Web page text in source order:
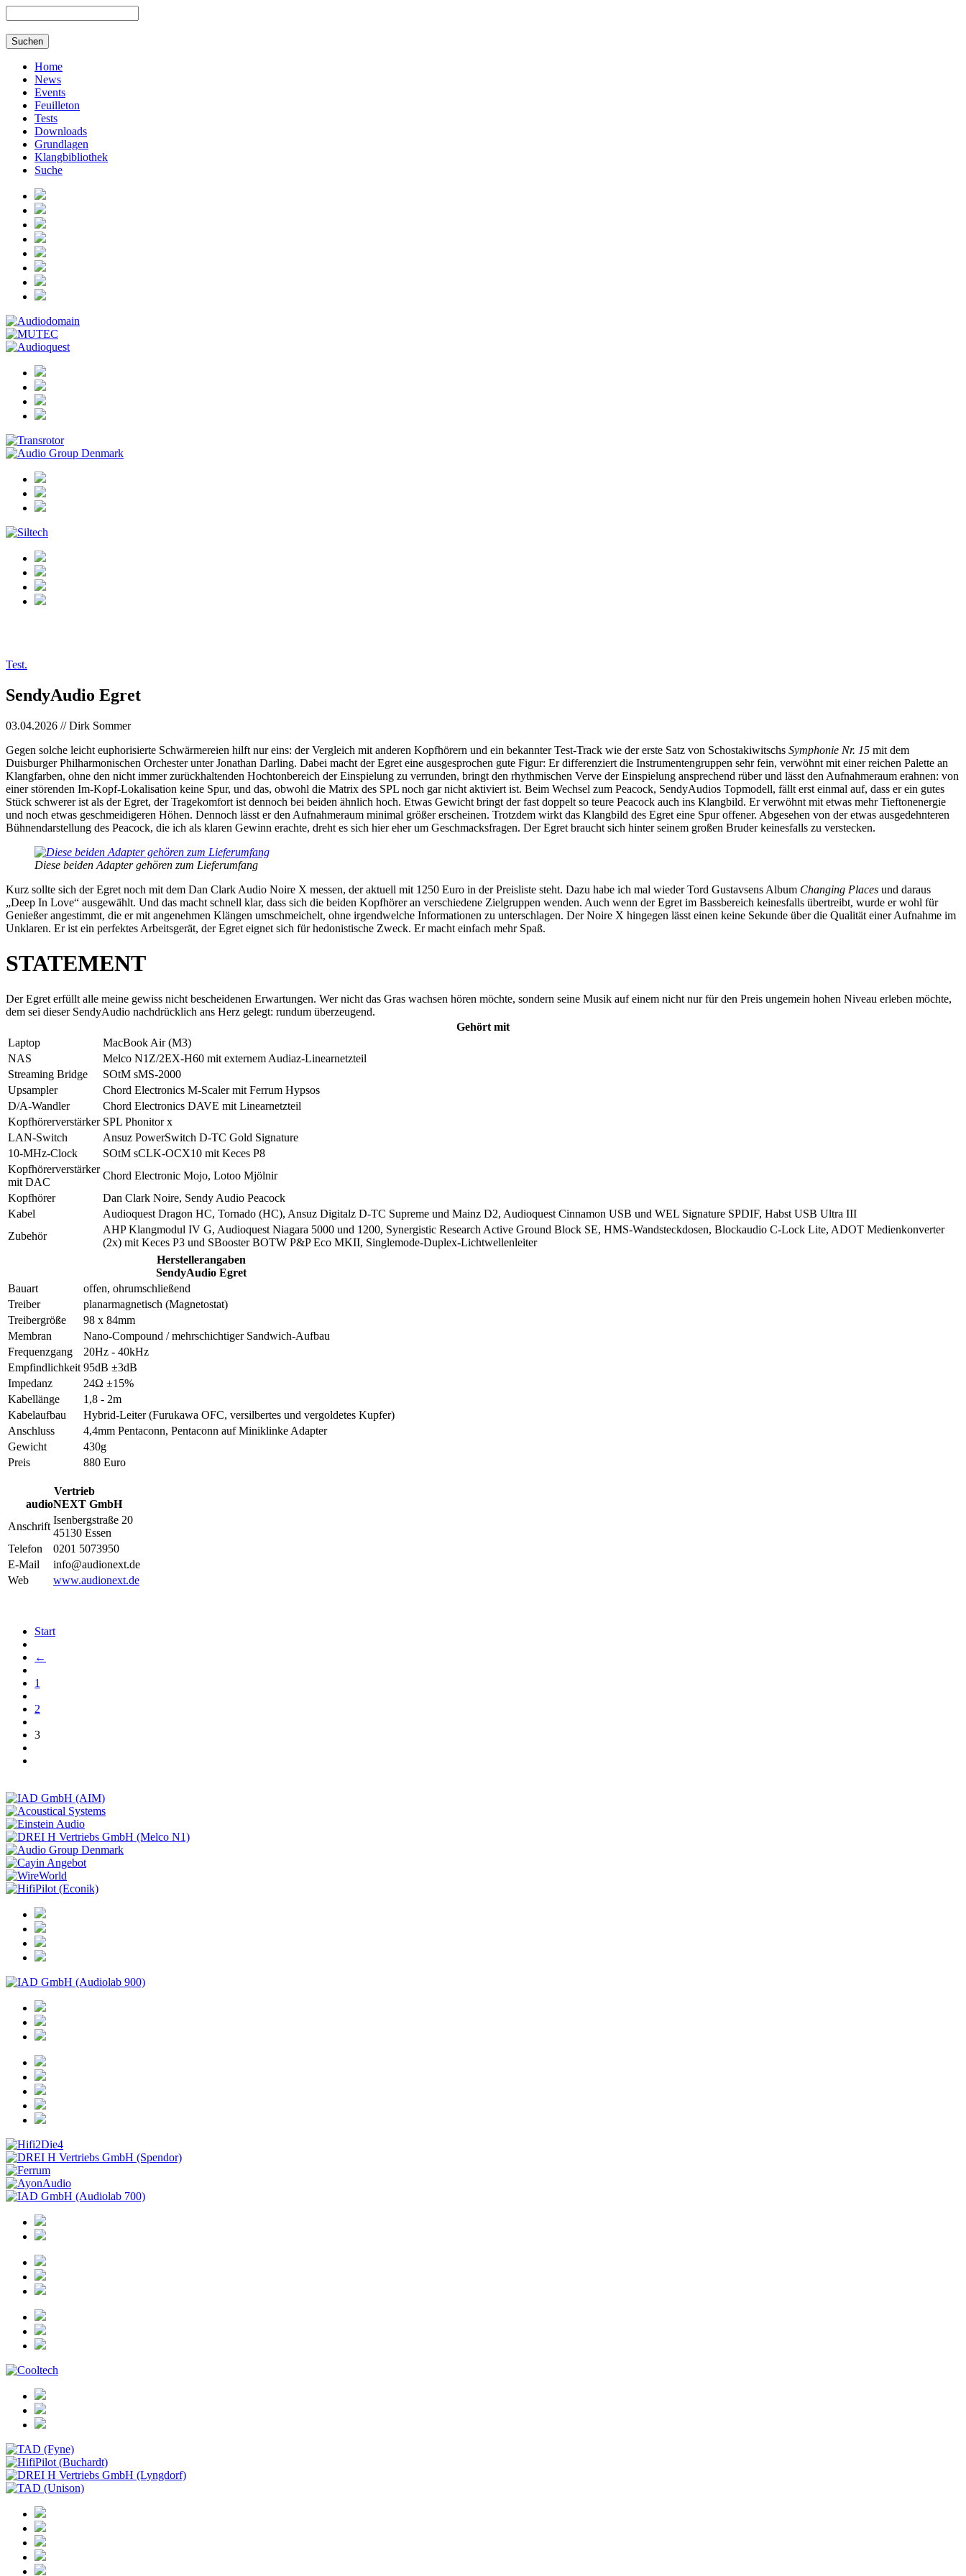
Home
News
Events
Feuilleton
Tests
Downloads
Grundlagen
Klangbibliothek
Suche
Test.
SendyAudio Egret
03.04.2026 // Dirk Sommer
Gegen solche leicht euphorisierte Schwärmereien hilft nur eins: der Vergleich mit anderen Kopfhörern und ein bekannter Test-Track wie der erste Satz von Schostakiwitschs Symphonie Nr. 15 mit dem
Duisburger Philharmonischen Orchester unter Jonathan Darling. Dabei macht der Egret eine ausgesprochen gute Figur: Er differenziert die Instrumentengruppen sehr fein, verwöhnt mit einer reichen Palette an
Klangfarben, ohne den nicht immer zurückhaltenden Hochtonbereich der Einspielung zu verrunden, bringt den rhythmischen Verve der Einspielung ansprechend rüber und lässt den Aufnahmeraum erahnen: von
einer störenden Im-Kopf-Lokalisation keine Spur, und das, obwohl die Matrix des SPL noch gar nicht aktiviert ist. Beim Wechsel zum Peacock, SendyAudios Topmodell, fällt erst einmal auf, dass er ein gutes
Stück schwerer ist als der Egret, der Tragekomfort ist dennoch bei beiden ähnlich hoch. Etwas Gewicht bringt der fast doppelt so teure Peacock auch ins Klangbild. Er verwöhnt mit etwas mehr Tieftonenergie
und noch etwas geschmeidigeren Höhen. Dennoch lässt er den Aufnahmeraum minimal größer erscheinen. Trotzdem wirkt das Klangbild des Egret eine Spur offener. Abgesehen von der etwas ausgedehnteren
Bühnendarstellung des Peacock, die ich als klaren Gewinn erachte, dreht es sich hier eher um Geschmacksfragen. Der Egret braucht sich hinter seinem großen Bruder keinesfalls zu verstecken.
Diese beiden Adapter gehören zum Lieferumfang
Kurz sollte sich der Egret noch mit dem Dan Clark Audio Noire X messen, der aktuell mit 1250 Euro in der Preisliste steht. Dazu habe ich mal wieder Tord Gustavsens Album Changing Places und daraus
„Deep In Love“ ausgewählt. Und das macht schnell klar, dass sich die beiden Kopfhörer an verschiedene Zielgruppen wenden. Auch wenn der Egret im Bassbereich keinesfalls übertreibt, wurde er wohl für
Genießer angestimmt, die er mit angenehmen Klängen umschmeichelt, ohne irgendwelche Informationen zu unterschlagen. Der Noire X hingegen lässt einen keine Sekunde über die Qualität einer Aufnahme im
Unklaren. Er ist ein perfektes Arbeitsgerät, der Egret eignet sich für hedonistische Zweck. Er macht einfach mehr Spaß.
STATEMENT
Der Egret erfüllt alle meine gewiss nicht bescheidenen Erwartungen. Wer nicht das Gras wachsen hören möchte, sondern seine Musik auf einem nicht nur für den Preis ungemein hohen Niveau erleben möchte,
dem sei dieser SendyAudio nachdrücklich ans Herz gelegt: rundum überzeugend.
Gehört mit
Laptop
MacBook Air (M3)
NAS
Melco N1Z/2EX-H60 mit externem Audiaz-Linearnetzteil
Streaming Bridge
SOtM sMS-2000
Upsampler
Chord Electronics M-Scaler mit Ferrum Hypsos
D/A-Wandler
Chord Electronics DAVE mit Linearnetzteil
Kopfhörerverstärker SPL Phonitor x
LAN-Switch
Ansuz PowerSwitch D-TC Gold Signature
10-MHz-Clock
SOtM sCLK-OCX10 mit Keces P8
Kopfhörerverstärker
mit DAC
Chord Electronic Mojo, Lotoo Mjölnir
Kopfhörer
Dan Clark Noire, Sendy Audio Peacock
Kabel
Audioquest Dragon HC, Tornado (HC), Ansuz Digitalz D-TC Supreme und Mainz D2, Audioquest Cinnamon USB und WEL Signature SPDIF, Habst USB Ultra III
Zubehör
AHP Klangmodul IV G, Audioquest Niagara 5000 und 1200, Synergistic Research Active Ground Block SE, HMS-Wandsteckdosen, Blockaudio C-Lock Lite, ADOT Medienkonverter
(2x) mit Keces P3 und SBooster BOTW P&P Eco MKII, Singlemode-Duplex-Lichtwellenleiter
Herstellerangaben
SendyAudio Egret
Bauart
offen, ohrumschließend
Treiber
planarmagnetisch (Magnetostat)
Treibergröße
98 x 84mm
Membran
Nano-Compound / mehrschichtiger Sandwich-Aufbau
Frequenzgang
20Hz - 40kHz
Empfindlichkeit 95dB ±3dB
Impedanz
24Ω ±15%
Kabellänge
1,8 - 2m
Kabelaufbau
Hybrid-Leiter (Furukawa OFC, versilbertes und vergoldetes Kupfer)
Anschluss
4,4mm Pentaconn, Pentaconn auf Miniklinke Adapter
Gewicht
430g
Preis
880 Euro
Vertrieb
audioNEXT GmbH
Anschrift
Isenbergstraße 20
45130 Essen
Telefon
0201 5073950
E-Mail
info@audionext.de
Web
www.audionext.de
Start
←
1
2
3